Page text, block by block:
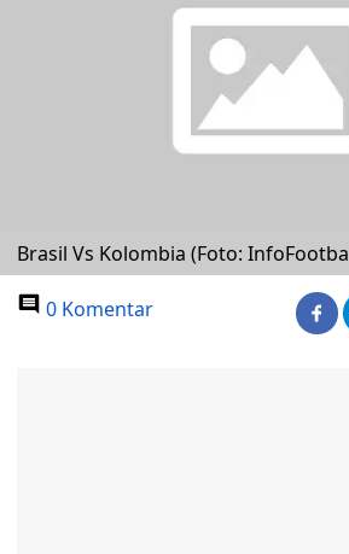
Brasil Vs Kolombia (Foto:
0 Komentar